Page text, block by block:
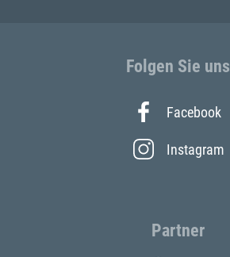
Folgen Sie uns
Facebook
Instagram
Partner